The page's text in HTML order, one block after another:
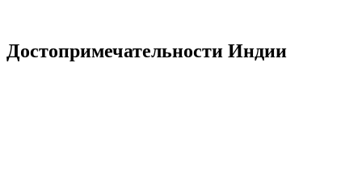
Достопримечательности Индии